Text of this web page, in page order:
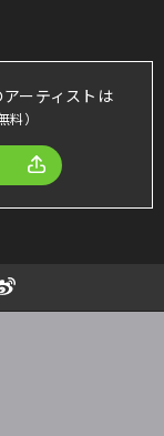
ーティストは
料）